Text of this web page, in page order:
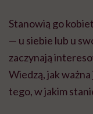
Stanowią go
— u siebie lub u
zaczynają
Wiedzą, jak
tego, w jakim